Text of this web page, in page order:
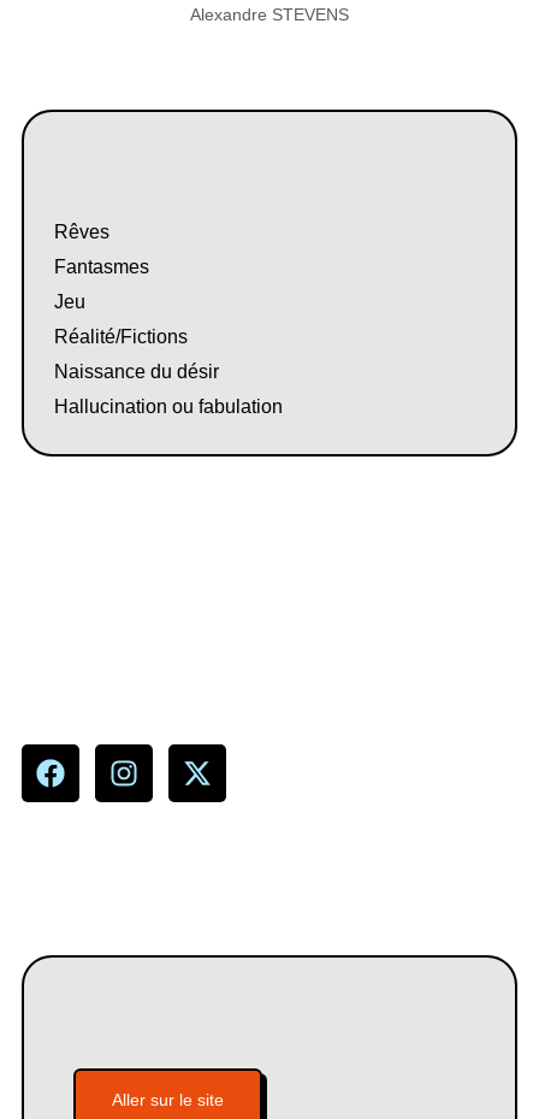
Alexandre STEVENS
Rêves
Fantasmes
Jeu
Réalité/Fictions
Naissance du désir
Hallucination ou fabulation
Aller sur le site